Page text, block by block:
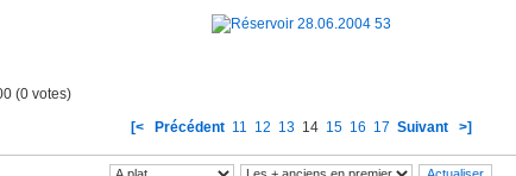
(0 votes)
[<
Précédent 11 12 1314 15 16 17 Suivant >]